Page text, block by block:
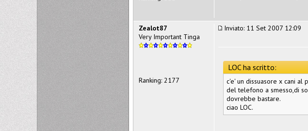
Inviato: 11 Set 2007 12:09
LOC ha scritto:
c'e' un dissuasore x cani al
del telefono a smesso,di
dovrebbe bastare.
ciao LOC.
Zealot87
Very Important Tinga
Ranking: 2177